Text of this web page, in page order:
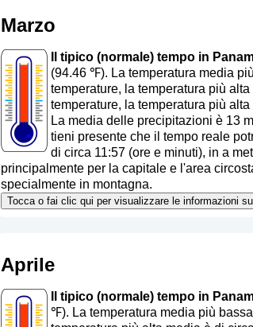
Marzo
Il tipico (normale) tempo in
(94.46 ℉). La temperatura media
temperature, la temperatura più
temperature, la temperatura più
La media delle precipitazioni è 13
tieni presente che il tempo reale
di circa 11:57 (ore e minuti), in a
principalmente per la capitale e l'area
specialmente in montagna.
Tocca o fai clic qui per visualizzare le informazioni
Aprile
Il tipico (normale) tempo in
℉). La temperatura media più